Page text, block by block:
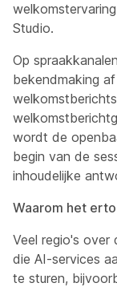
Studio.
Op
bekendmaking
wordt de
begin van de
inhoudelijke
Waarom het
Veel regio's over
die AI-services
te sturen,